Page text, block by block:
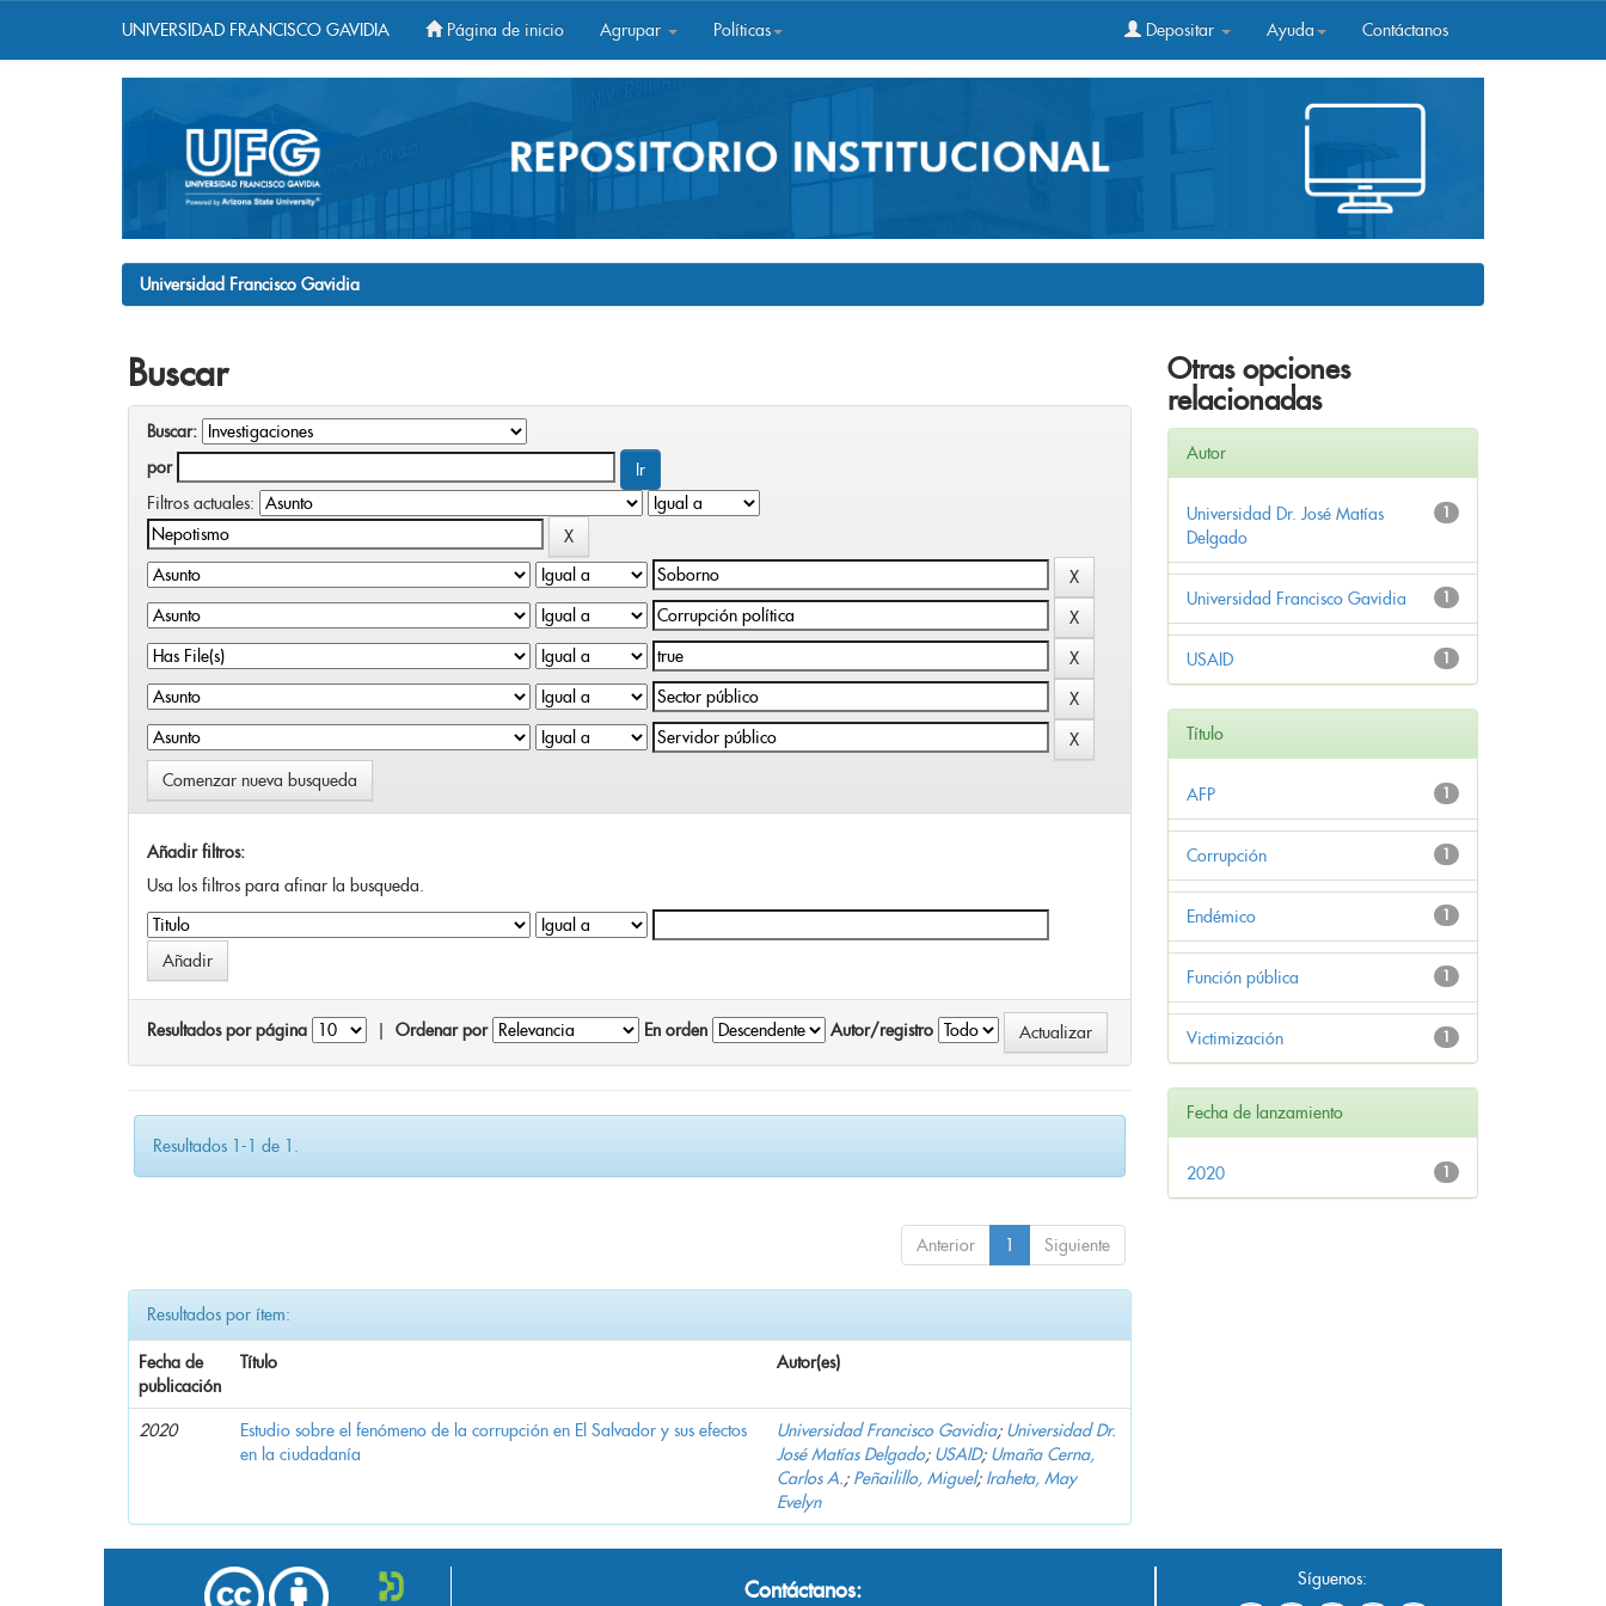
UNIVERSIDAD FRANCISCO GAVIDIA Página de inicio Agrupar Políticas Depositar Ayuda Contáctanos
Universidad Francisco Gavidia
Buscar
Buscar:
por
Filtros actuales:
Comenzar nueva busqueda
Añadir filtros:
Usa los filtros para afinar la busqueda.
Resultados por página Ordenar por En orden Autor/registro
Resultados 1-1 de 1.
Anterior 1 Siguiente
Resultados por ítem:
Fecha de
publicación
Título Autor(es)
2020
Estudio sobre el fenómeno de la corrupción en El Salvador y sus efectos
en la ciudadanía
Universidad Francisco Gavidia; Universidad Dr.
José Matías Delgado; USAID; Umaña Cerna,
Carlos A.; Peñailillo, Miguel; Iraheta, May
Evelyn
Otras opciones
relacionadas
Autor
1
Universidad Dr. José Matías
Delgado
1
Universidad Francisco Gavidia
1
USAID
Título
1
AFP
1
Corrupción
1
Endémico
1
Función pública
1
Victimización
Fecha de lanzamiento
1
2020
Contáctanos: Síguenos: